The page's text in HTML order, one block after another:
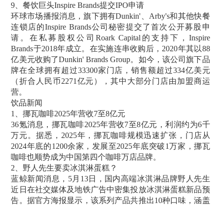
9、餐饮巨头Inspire Brands提交IPO申请
环球市场播报消息，旗下拥有Dunkin'、Arby's和其他快餐
连锁店的Inspire Brands公司秘密提交了首次公开募股申
请。在私募股权公司Roark Capital的支持下，Inspire
Brands于2018年成立。在实施连串收购后，2020年其以88
亿美元收购了Dunkin' Brands Group。如今，该公司旗下品
牌在全球拥有超过33300家门店，销售额超过334亿美元
（折合人民币2271亿元），其中大部分门店由加盟商运
营。
饮品新闻
1、挪瓦咖啡2025年营收7至8亿元
36氪消息，挪瓦咖啡2025年营收7至8亿元，利润约为6千
万元。据悉，2025年，挪瓦咖啡规模迅速扩张，门店从
2024年底的1200余家，发展至2025年底突破1万家，挪瓦
咖啡也顺势成为中国第四个咖啡万店品牌。
2、野人先生要卖冰淇淋蛋糕？
蓝鲸新闻消息，5月13日，国内高端冰淇淋品牌野人先生
近日在社交媒体及地铁广告中密集投放冰淇淋蛋糕新品预
告。据官方海报显示，该系列产品共推出10种口味，涵盖